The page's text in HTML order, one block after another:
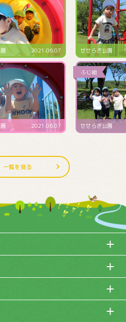
2021.06.07
2021.06.07
せせらぎ公園
せせらぎ公園
一覧を見る